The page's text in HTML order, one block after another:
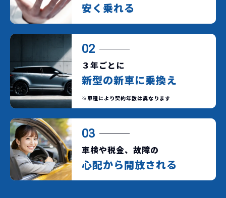
安く乗れる
02
３年ごとに
新型の新車に乗換え
※車種により契約年数は異なります
03
車検や税金、故障の
心配から開放される